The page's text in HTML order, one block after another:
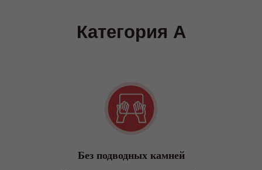
Без подводных камней